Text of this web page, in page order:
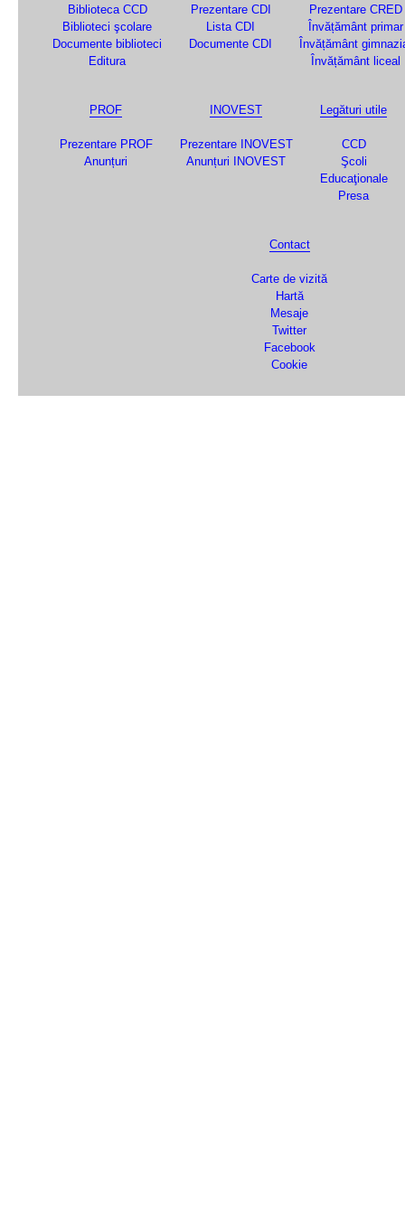
Biblioteca CCD
Biblioteci şcolare
Documente biblioteci
Editura
Prezentare CDI
Lista CDI
Documente CDI
Prezentare CRED
Învățământ primar
Învățământ
Învățământ liceal
PROF
Prezentare PROF
Anunțuri
INOVEST
Prezentare INOVEST
Anunțuri INOVEST
Legături utile
CCD
Şcoli
Educaţionale
Presa
Contact
Carte de vizită
Hartă
Mesaje
Twitter
Facebook
Cookie